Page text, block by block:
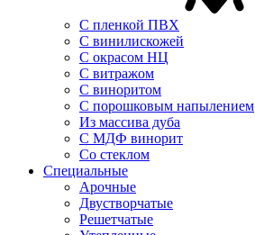
С пленкой ПВХ
С винилискожей
С окрасом НЦ
С витражом
С виноритом
С порошковым напылением
Из массива дуба
С МДФ винорит
Со стеклом
Специальные
Арочные
Двустворчатые
Решетчатые